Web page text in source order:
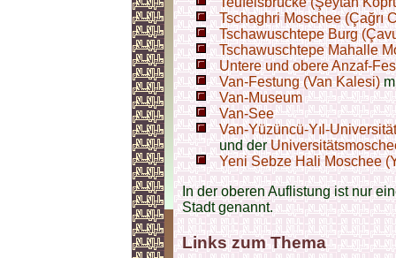
Tschaghri Moschee (Çağrı
Tschawuschtepe Burg
Tschawuschtepe Mahalle
Untere und obere Anzaf-
Van-Festung (Van Kalesi)
Van-Museum
Van-See
Van-Yüzüncü-Yıl-Universität
und der
Yeni Sebze Hali Moschee
In der oberen Auflistung ist nur
Stadt genannt.
Links zum Thema